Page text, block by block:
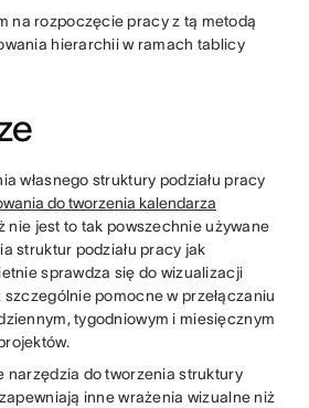
na rozpoczęcie pracy z tą metodą
hierarchii w ramach tablicy
własnego struktury podziału pracy
do tworzenia kalendarza
nie jest to tak powszechnie używane
struktur podziału pracy jak
sprawdza się do wizualizacji
szczególnie pomocne w przełączaniu
tygodniowym i miesięcznym
narzędzia do tworzenia struktury
inne wrażenia wizualne niż